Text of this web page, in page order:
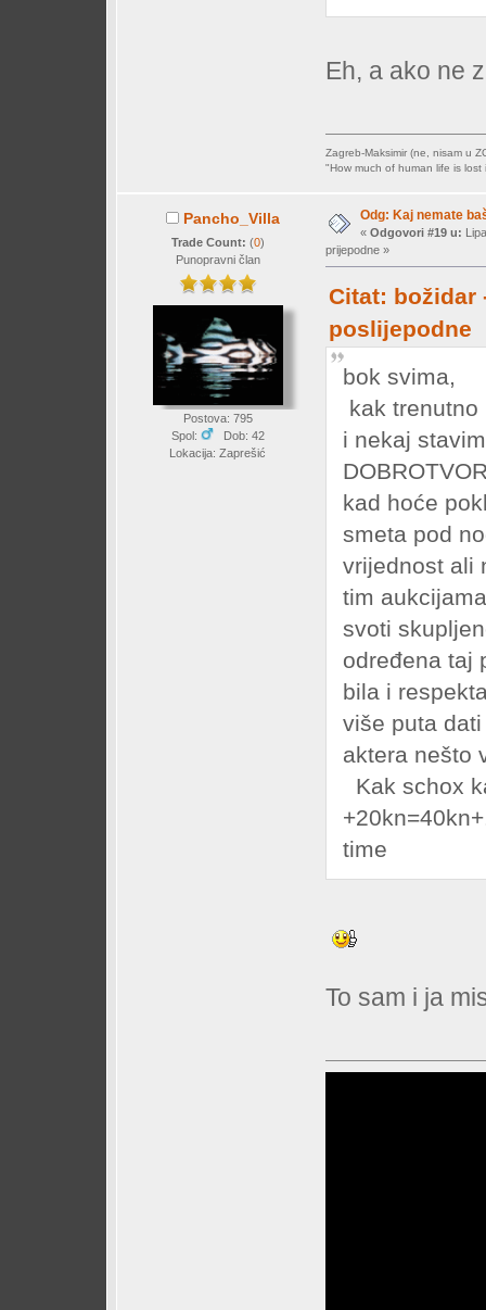
Eh, a ako ne
Zagreb-Maksimir (ne, nisam u
"How much of human life is lost
Pancho_Villa
Trade Count: (0)
Punopravni član
Postova: 795
Spol:
Dob: 42
Lokacija: Zaprešić
Odg: Kaj nemate
« Odgovori #19 u:
prijepodne »
Citat: božidar
poslijepodne
bok svima,
kak
i nekaj
kad hoće
smeta pod
vrijednost ali
tim
svoti
određena taj
bila i
više puta
aktera nešto
Kak schox
time
To sam i ja